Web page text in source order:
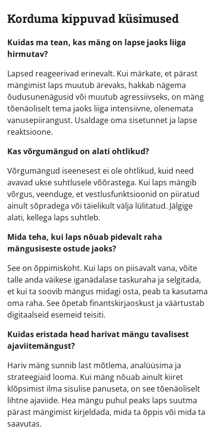
Korduma kippuvad küsimused
Kuidas ma tean, kas mäng on lapse jaoks liiga
hirmutav?
Lapsed reageerivad erinevalt. Kui märkate, et pärast
mängimist laps muutub ärevaks, hakkab nägema
õudusunenägusid või muutub agressiivseks, on mäng
tõenäoliselt tema jaoks liiga intensiivne, olenemata
vanusepiirangust. Usaldage oma sisetunnet ja lapse
reaktsioone.
Kas võrgumängud on alati ohtlikud?
Võrgumängud iseenesest ei ole ohtlikud, kuid need
avavad ukse suhtlusele võõrastega. Kui laps mängib
võrgus, veenduge, et vestlusfunktsioonid on piiratud
ainult sõpradega või täielikult välja lülitatud. Jälgige
alati, kellega laps suhtleb.
Mida teha, kui laps nõuab pidevalt raha
mängusiseste ostude jaoks?
See on õppimiskoht. Kui laps on piisavalt vana, võite
talle anda väikese iganädalase taskuraha ja selgitada,
et kui ta soovib mängus midagi osta, peab ta kasutama
oma raha. See õpetab finantskirjaoskust ja väärtustab
digitaalseid esemeid teisiti.
Kuidas eristada head harivat mängu tavalisest
ajaviitemängust?
Hariv mäng sunnib last mõtlema, analüüsima ja
strateegiaid looma. Kui mäng nõuab ainult kiiret
klõpsimist ilma sisulise panuseta, on see tõenäoliselt
lihtne ajaviide. Hea mängu puhul peaks laps suutma
pärast mängimist kirjeldada, mida ta õppis või mida ta
saavutas.